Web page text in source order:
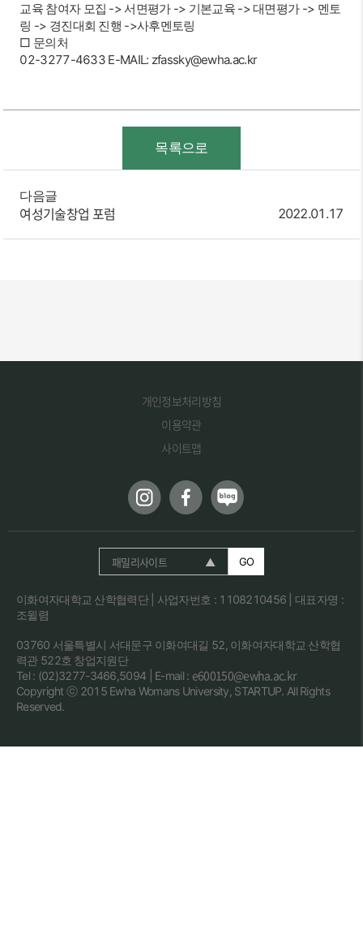
교육 참여자 모집 -> 서면평가 -> 기본교육 -> 대면평가 -> 멘토
링 -> 경진대회 진행 ->사후멘토링
□ 문의처
02-3277-4633 E-MAIL: zfassky@ewha.ac.kr
목록으로
다음글
여성기술창업 포럼 2022.01.17
개인정보처리방침
이용약관
사이트맵
이화여자대학교 산학협력단 | 사업자번호 : 1108210456 | 대표자명 :
조윌렴
03760 서울특별시 서대문구 이화여대길 52, 이화여자대학교 산학협
력관 522호 창업지원단
Tel : (02)3277-3466,5094 | E-mail : e600150@ewha.ac.kr
Copyright ⓒ 2015 Ewha Womans University, STARTUP. All Rights
Reserved.
패밀리사이트 GO